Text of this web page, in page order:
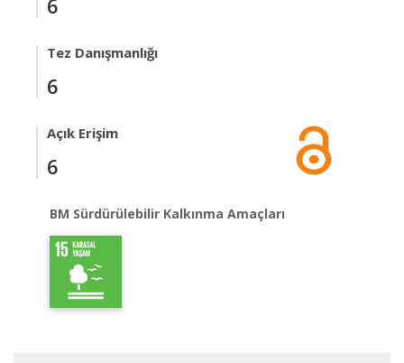
6
Tez Danışmanlığı
6
Açık Erişim
6
BM Sürdürülebilir Kalkınma Amaçları